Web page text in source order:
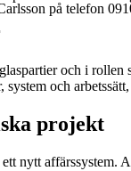
på telefon
och i
och
projekt
nytt affärssystem.